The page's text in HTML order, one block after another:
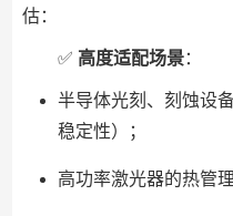
估：
✅ 高度适配场景：
半导体光刻、刻蚀设
稳定性）；
高功率激光器的热管